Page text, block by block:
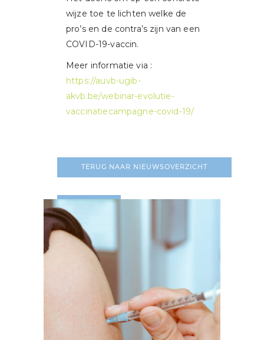
wijze toe te lichten welke de
pro’s en de contra’s zijn van een
COVID-19-vaccin.
Meer informatie via :
https://auvb-ugib-
akvb.be/webinar-evolutie-
vaccinatiecampagne-covid-19/
TERUG NAAR NIEUWSOVERZICHT
LEES MEER